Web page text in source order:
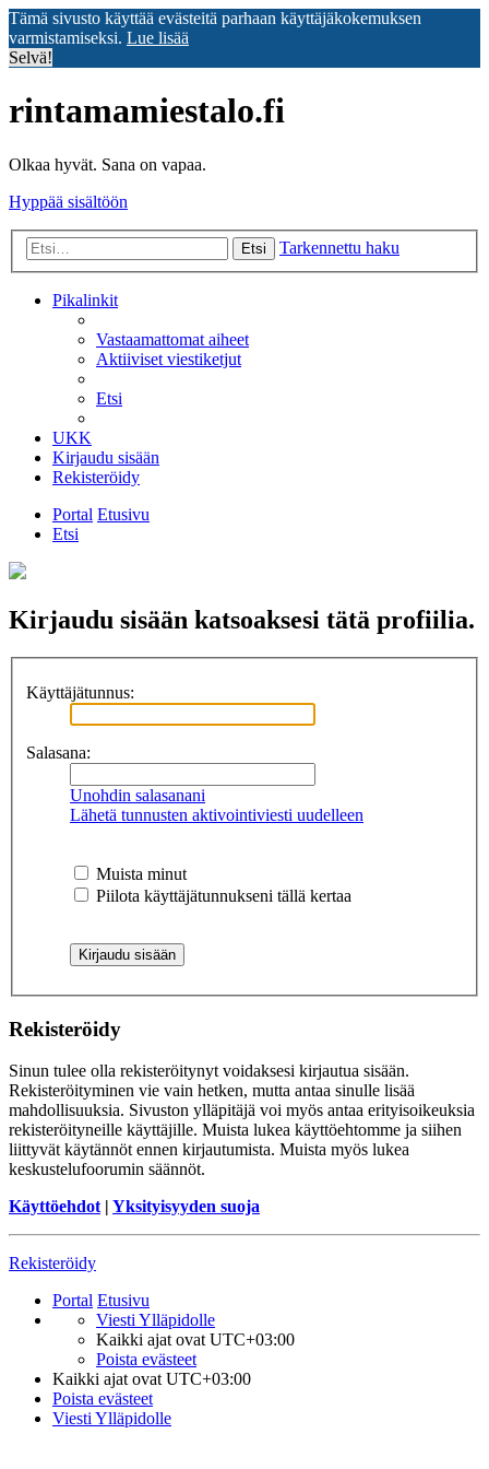
Tämä sivusto käyttää evästeitä parhaan käyttäjäkokemuksen
varmistamiseksi. Lue lisää
Selvä!
rintamamiestalo.fi
Olkaa hyvät. Sana on vapaa.
Hyppää sisältöön
Etsi Tarkennettu haku
Pikalinkit
Vastaamattomat aiheet
Aktiiviset viestiketjut
Etsi
UKK
Kirjaudu sisään
Rekisteröidy
Portal Etusivu
Etsi
Kirjaudu sisään katsoaksesi tätä profiilia.
Käyttäjätunnus:
Salasana:
Unohdin salasanani
Lähetä tunnusten aktivointiviesti uudelleen
Muista minut
Piilota käyttäjätunnukseni tällä kertaa
Rekisteröidy
Sinun tulee olla rekisteröitynyt voidaksesi kirjautua sisään.
Rekisteröityminen vie vain hetken, mutta antaa sinulle lisää
mahdollisuuksia. Sivuston ylläpitäjä voi myös antaa erityisoikeuksia
rekisteröityneille käyttäjille. Muista lukea käyttöehtomme ja siihen
liittyvät käytännöt ennen kirjautumista. Muista myös lukea
keskustelufoorumin säännöt.
Käyttöehdot | Yksityisyyden suoja
Rekisteröidy
Portal Etusivu
Viesti Ylläpidolle
Kaikki ajat ovat UTC+03:00
Poista evästeet
Kaikki ajat ovat UTC+03:00
Poista evästeet
Viesti Ylläpidolle